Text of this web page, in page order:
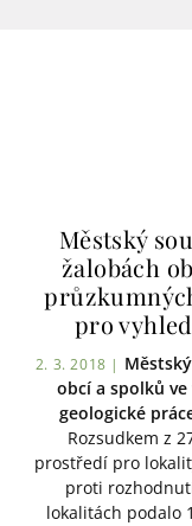
Městský
žalobách
pro
2. 3. 2018 |
obcí a spolků
geologické
Rozsudkem z
prostředí pro
proti
lokalitách podalo